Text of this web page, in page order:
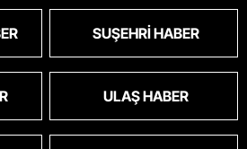
SUŞEHRI HABER
ULAŞ HABER